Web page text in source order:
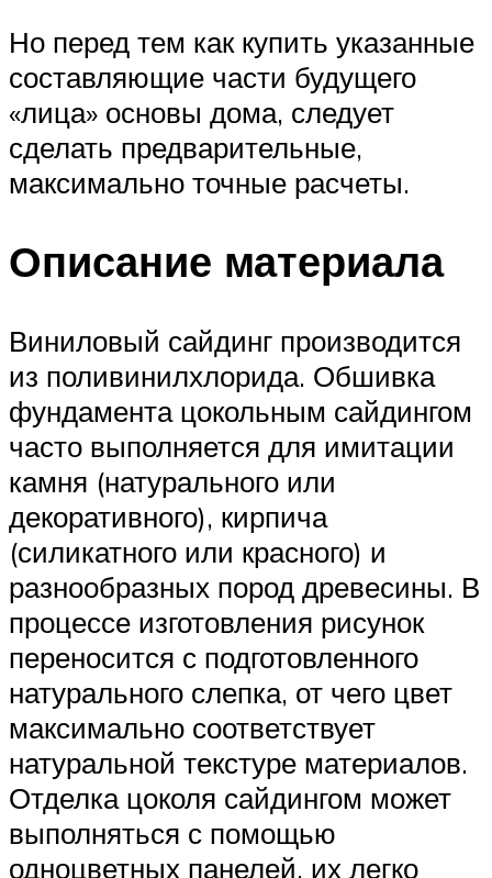
Но перед тем как купить указанные
составляющие части будущего
«лица» основы дома, следует
сделать предварительные,
максимально точные расчеты.
Описание материала
Виниловый сайдинг производится
из поливинилхлорида. Обшивка
фундамента цокольным сайдингом
часто выполняется для имитации
камня (натурального или
декоративного), кирпича
(силикатного или красного) и
разнообразных пород древесины. В
процессе изготовления рисунок
переносится с подготовленного
натурального слепка, от чего цвет
максимально соответствует
натуральной текстуре материалов.
Отделка цоколя сайдингом может
выполняться с помощью
одноцветных панелей, их легко